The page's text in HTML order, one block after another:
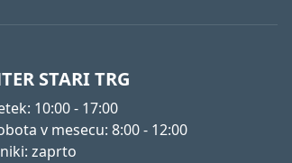
STARI TRG
10:00 - 17:00
v mesecu: 8:00 - 12:00
zaprto